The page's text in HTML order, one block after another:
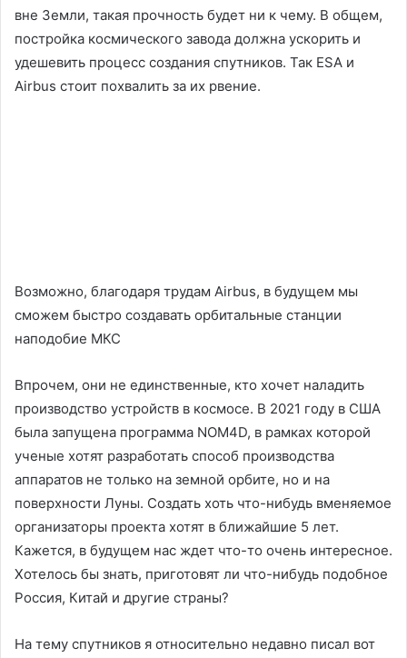
вне Земли, такая прочность будет ни к чему. В общем,
постройка космического завода должна ускорить и
удешевить процесс создания спутников. Так ESA и
Airbus стоит похвалить за их рвение.
Возможно, благодаря трудам Airbus, в будущем мы
сможем быстро создавать орбитальные станции
наподобие МКС
Впрочем, они не единственные, кто хочет наладить
производство устройств в космосе. В 2021 году в США
была запущена программа NOM4D, в рамках которой
ученые хотят разработать способ производства
аппаратов не только на земной орбите, но и на
поверхности Луны. Создать хоть что-нибудь вменяемое
организаторы проекта хотят в ближайшие 5 лет.
Кажется, в будущем нас ждет что-то очень интересное.
Хотелось бы знать, приготовят ли что-нибудь подобное
Россия, Китай и другие страны?
На тему спутников я относительно недавно писал вот